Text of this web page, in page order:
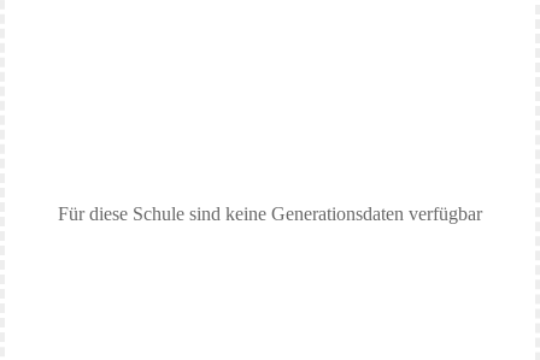
Für diese Schule sind keine Generationsdaten verfügbar